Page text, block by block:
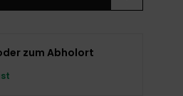
zum Abholort